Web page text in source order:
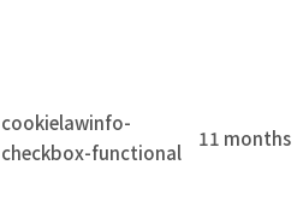
cookielawinfo-
checkbox-functional
11 months